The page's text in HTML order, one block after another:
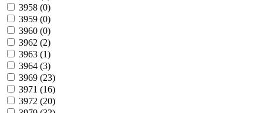
3958 (0)
3959 (0)
3960 (0)
3962 (2)
3963 (1)
3964 (3)
3969 (23)
3971 (16)
3972 (20)